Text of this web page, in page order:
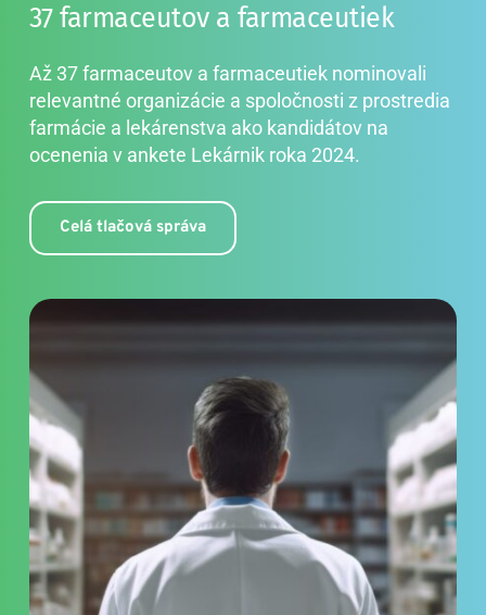
37 farmaceutov a farmaceutiek
Až 37 farmaceutov a farmaceutiek nominovali
relevantné organizácie a spoločnosti z prostredia
farmácie a lekárenstva ako kandidátov na
ocenenia v ankete Lekárnik roka 2024.
Celá tlačová správa